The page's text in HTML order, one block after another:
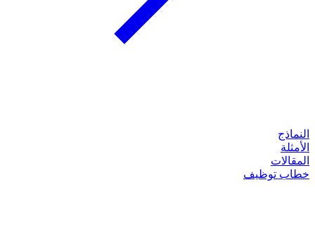
النماذج
الأمثلة
المقالات
خطاب توظيف